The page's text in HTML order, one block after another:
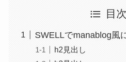
目次
SWELLでmanablog風
h2見出し